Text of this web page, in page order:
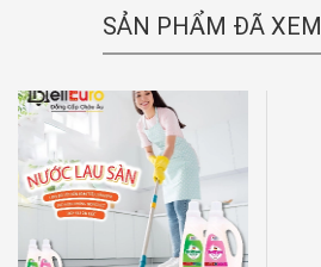
SẢN PHẨM ĐÃ XEM